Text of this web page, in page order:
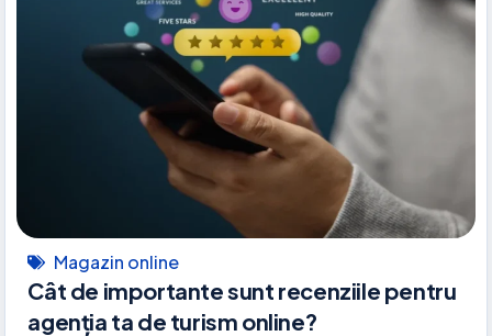
Magazin online
Cât de importante sunt recenziile pentru
agenția ta de turism online?